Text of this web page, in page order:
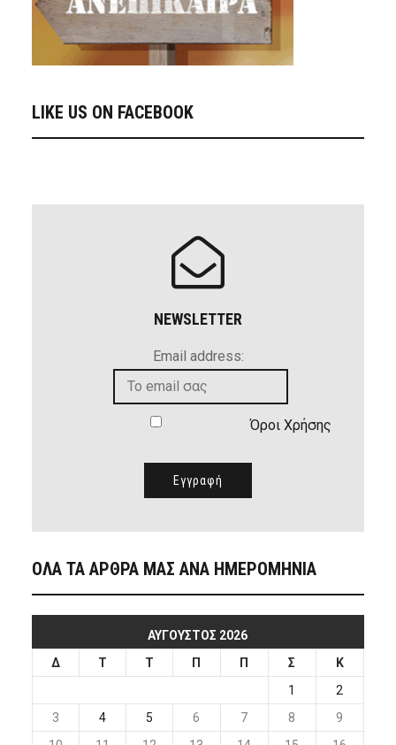
LIKE US ON FACEBOOK
NEWSLETTER
Email address:
Όροι Χρήσης
ΟΛΑ ΤΑ ΑΡΘΡΑ ΜΑΣ ΑΝΑ ΗΜΕΡΟΜΗΝΙΑ
ΑΎΓΟΥΣΤΟΣ 2026
Δ
Τ Τ Π Π Σ
Κ
1
2
3
4 5 6 7 8
9